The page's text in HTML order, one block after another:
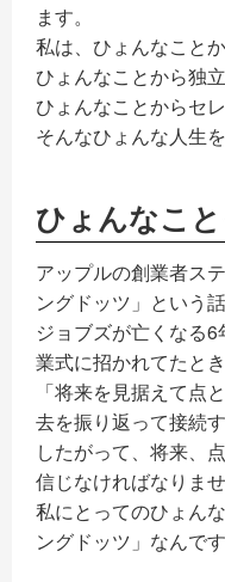
ます。
私は、ひょんなこと
ひょんなことから独
ひょんなことからセ
そんなひょんな人生
ひょんなこ
アップルの創業者ス
ングドッツ」という
ジョブズが亡くなる
業式に招かれてたと
「将来を見据えて点
去を振り返って接続
したがって、将来、
信じなければなりませ
私にとってのひょん
ングドッツ」なんです
記事一覧
お